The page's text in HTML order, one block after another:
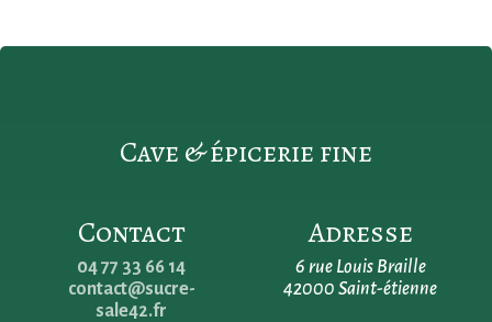
Cave & épicerie fine
Contact
04 77 33 66 14
contact@sucre-
sale42.fr
Adresse
6 rue Louis Braille
42000 Saint-étienne